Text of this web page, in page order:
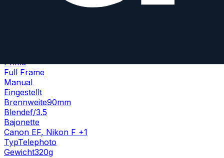
Prime
Full Frame
Manual
Eingestellt
Brennweite90mm
Blendef/3.5
Bajonette
Canon EF, Nikon F +1
TypTelephoto
Gewicht320g